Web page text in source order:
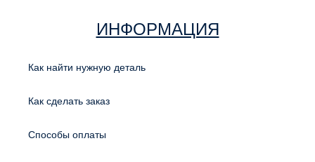
ИНФОРМАЦИЯ
Как найти нужную деталь
Как сделать заказ
Способы оплаты